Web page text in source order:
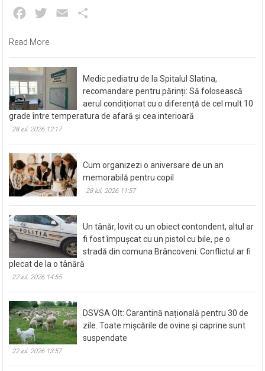
Facebook
Twitter Email
Read More
Medic pediatru de la Spitalul Slatina,
recomandare pentru părinți: Să folosească
aerul condiționat cu o diferență de cel mult 10
grade între temperatura de afară și cea interioară
28 iul. 2026 12:17
Cum organizezi o aniversare de un an
memorabilă pentru copil
28 iul. 2026 11:57
Un tânăr, lovit cu un obiect contondent, altul ar
fi fost împușcat cu un pistol cu bile, pe o
stradă din comuna Brâncoveni. Conflictul ar fi
plecat de la o tânără
22 iul. 2026 14:55
DSVSA Olt: Carantină națională pentru 30 de
zile. Toate mișcările de ovine și caprine sunt
suspendate
22 iul. 2026 13:57